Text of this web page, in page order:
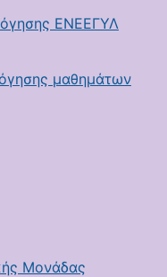
ΕΝΕΕΓΥΛ
μαθημάτων
Μονάδας